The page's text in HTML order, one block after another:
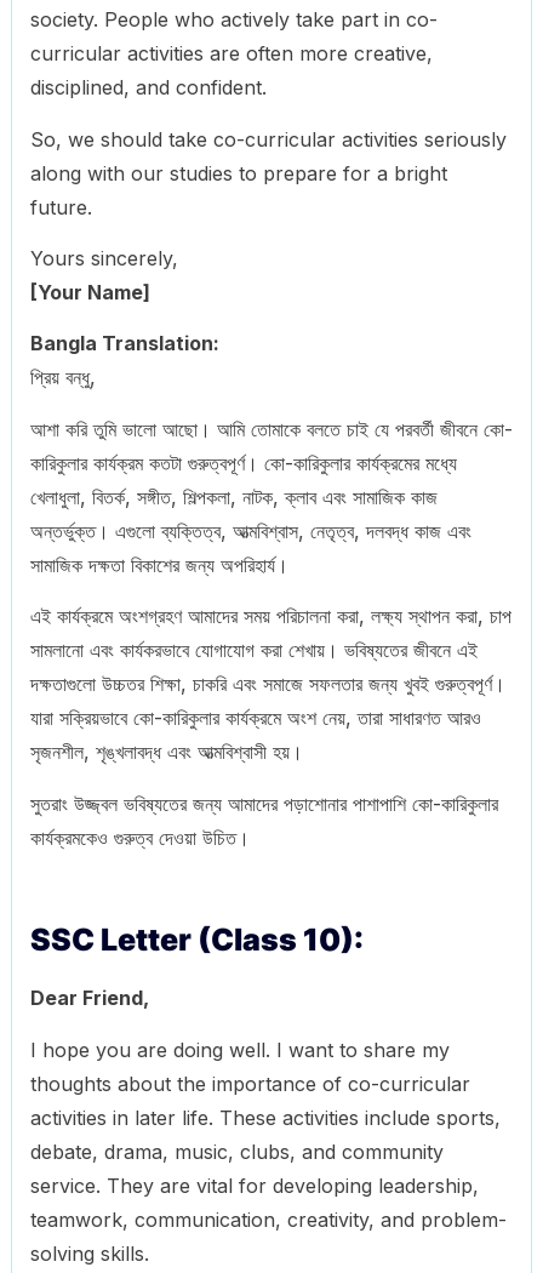
society. People who actively take part in co-
curricular activities are often more creative,
disciplined, and confident.
So, we should take co-curricular activities seriously
along with our studies to prepare for a bright
future.
Yours sincerely,
[Your Name]
Bangla Translation:
প্রিয় বন্ধু,
আশা করি তুমি ভালো আছো। আমি তোমাকে বলতে চাই যে পরবর্তী জীবনে কো-
কারিকুলার কার্যক্রম কতটা গুরুত্বপূর্ণ। কো-কারিকুলার কার্যক্রমের মধ্যে
খেলাধুলা, বিতর্ক, সঙ্গীত, শিল্পকলা, নাটক, ক্লাব এবং সামাজিক কাজ
অন্তর্ভুক্ত। এগুলো ব্যক্তিত্ব, আত্মবিশ্বাস, নেতৃত্ব, দলবদ্ধ কাজ এবং
সামাজিক দক্ষতা বিকাশের জন্য অপরিহার্য।
এই কার্যক্রমে অংশগ্রহণ আমাদের সময় পরিচালনা করা, লক্ষ্য স্থাপন করা, চাপ
সামলানো এবং কার্যকরভাবে যোগাযোগ করা শেখায়। ভবিষ্যতের জীবনে এই
দক্ষতাগুলো উচ্চতর শিক্ষা, চাকরি এবং সমাজে সফলতার জন্য খুবই গুরুত্বপূর্ণ।
যারা সক্রিয়ভাবে কো-কারিকুলার কার্যক্রমে অংশ নেয়, তারা সাধারণত আরও
সৃজনশীল, শৃঙ্খলাবদ্ধ এবং আত্মবিশ্বাসী হয়।
সুতরাং উজ্জ্বল ভবিষ্যতের জন্য আমাদের পড়াশোনার পাশাপাশি কো-কারিকুলার
কার্যক্রমকেও গুরুত্ব দেওয়া উচিত।
SSC Letter (Class 10):
Dear Friend,
I hope you are doing well. I want to share my
thoughts about the importance of co-curricular
activities in later life. These activities include sports,
debate, drama, music, clubs, and community
service. They are vital for developing leadership,
teamwork, communication, creativity, and problem-
solving skills.